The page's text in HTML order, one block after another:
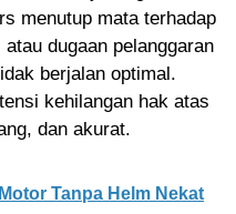
menutup mata terhadap
dugaan pelanggaran
berjalan optimal.
kehilangan hak atas
dan akurat.
Tanpa Helm Nekat